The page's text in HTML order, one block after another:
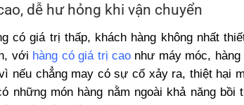
dễ hư hỏng khi vận chuyển
có giá trị thấp, khách hàng không nhất
với hàng có giá trị caonhư máy móc, hàng
nếu chẳng may có sự cố xảy ra, thiệt hại
những món hàng nằm ngoài khả năng